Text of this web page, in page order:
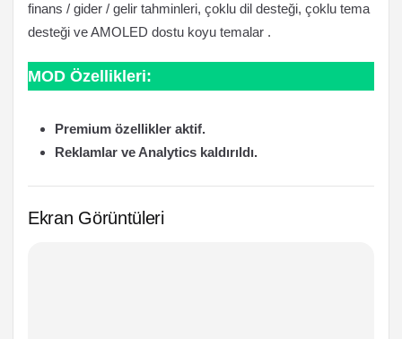
finans / gider / gelir tahminleri, çoklu dil desteği, çoklu tema
desteği ve AMOLED dostu koyu temalar .
MOD Özellikleri:
Premium özellikler aktif.
Reklamlar ve Analytics kaldırıldı.
Ekran Görüntüleri